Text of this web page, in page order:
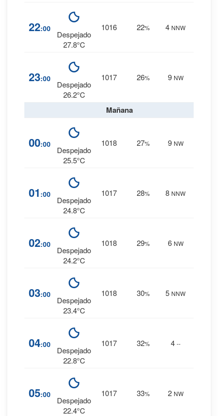
22:00
Despejado
27.8°C
1016 22% 4 NNW
23:00
Despejado
26.2°C
1017 26% 9 NW
Mañana
00:00
Despejado
25.5°C
1018 27% 9 NW
01 :00
Despejado
24.8°C
1017 28% 8 NNW
02:00
Despejado
24.2°C
1018 29% 6 NW
03:00
Despejado
23.4°C
1018 30% 5 NNW
04:00
Despejado
22.8°C
1017 32% 4 --
05:00
Despejado
22.4°C
1017 33% 2 NW